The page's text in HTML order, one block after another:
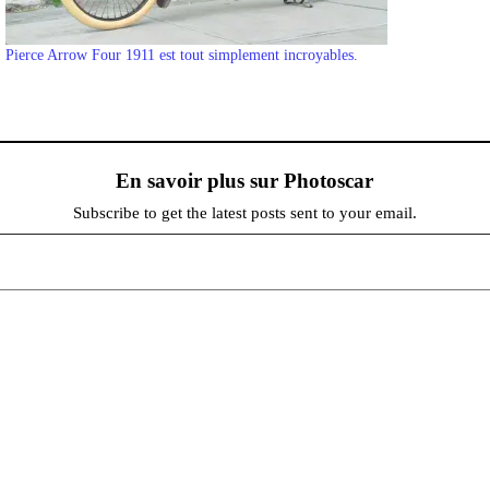
Pierce Arrow Four 1911 est tout simplement incroyables.
En savoir plus sur Photoscar
Subscribe to get the latest posts sent to your email.